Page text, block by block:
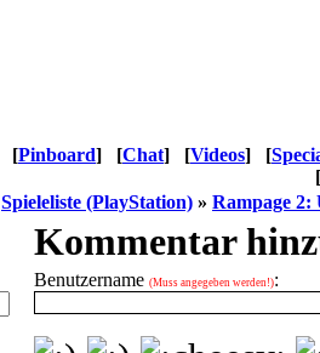
[Pinboard] [Chat] [Videos] [
[
Spieleliste (PlayStation) » Rampage 2:
Kommentar
Benutzername (Muss angegeben werden!):